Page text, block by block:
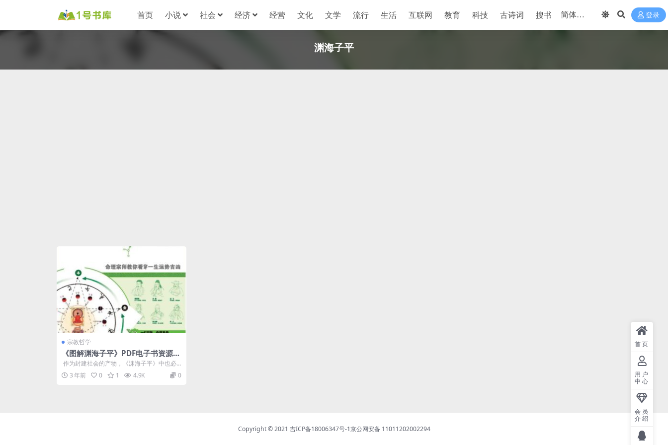
首页 小说 社会 经济 经营 文化 文学 流行 生活 互联网 教育 科技 古诗词 搜书 登录
渊海子平
宗教哲学
《图解渊海子平》PDF电子书资源下
载
作为封建社会的产物，《渊海子平》中也必
然存在糟粕，比如官本位、官为贵民为贱、
男...3 年前 0 1 4.9K 0
Copyright © 2021 吉ICP备18006347号-1京公网安备 11011202002294
首页
用户
中心
会员
介绍